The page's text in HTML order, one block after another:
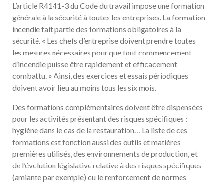
L’article R4141-3 du Code du travail impose une formation
générale à la sécurité à toutes les entreprises. La formation
incendie fait partie des formations obligatoires à la
sécurité. « Les chefs d’entreprise doivent prendre toutes
les mesures nécessaires pour que tout commencement
d’incendie puisse être rapidement et efficacement
combattu. » Ainsi, des exercices et essais périodiques
doivent avoir lieu au moins tous les six mois.
Des formations complémentaires doivent être dispensées
pour les activités présentant des risques spécifiques :
hygiène dans le cas de la restauration… La liste de ces
formations est fonction aussi des outils et matières
premières utilisés, des environnements de production, et
de l’évolution législative relative à des risques spécifiques
(amiante par exemple) ou le renforcement de normes